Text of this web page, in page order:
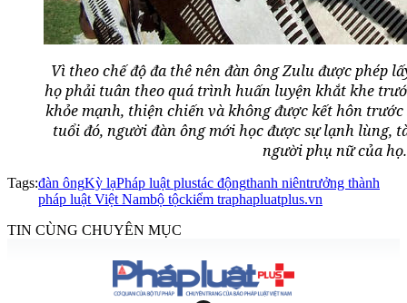
Vì theo chế độ đa thê nên đàn ông Zulu được phép
họ phải tuân theo quá trình huấn luyện khắt khe
khỏe mạnh, thiện chiến và không được kết hôn
tuổi đó, người đàn ông mới học được sự lạnh lùng,
người phụ nữ của họ.
Tags:đàn ôngKỳ lạPháp luật plustác độngthanh niêntrưởng thành
pháp luật Việt Nambộ tộckiểm traphapluatplus.vn
TIN CÙNG CHUYÊN MỤC